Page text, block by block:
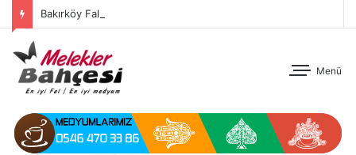
Bakırköy Fal
Menü